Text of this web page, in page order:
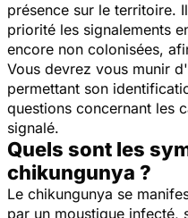
présence sur le territoire.
priorité les signalements
encore non colonisées,
Vous devrez vous munir
permettant son
questions concernant les
signalé.
Quels sont les
chikungunya ?
Le chikungunya se
par un moustique infecté,